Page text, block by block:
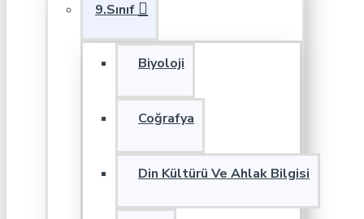
9.Sınıf
Biyoloji
Coğrafya
Din Kültürü Ve Ahlak Bilgisi